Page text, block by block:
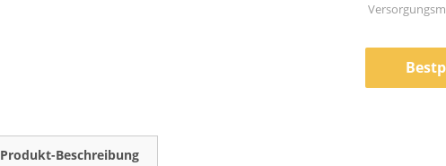
Produkt-Beschreibung